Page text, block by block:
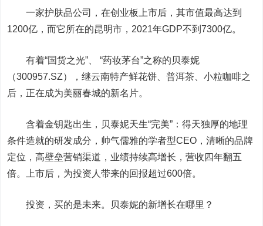
一家护肤品公司，在创业板上市后，其市值最高达到
1200亿，而它所在的昆明市，2021年GDP不到7300亿。
有着“国货之光”、 “药妆茅台”之称的 贝泰妮
（300957.SZ），继云南特产鲜花饼、普洱茶、小粒咖啡之
后，正在成为美丽春城的新名片。
含着金钥匙出生，贝泰妮天生“完美”：得天独厚的地理
条件造就的研发成分，帅气儒雅的学者型CEO，清晰的品牌
定位，高壁垒营销渠道，业绩持续高增长，营收四年翻五
倍。上市后，为投资人带来的回报超过600倍。
投资，买的是未来。贝泰妮的新增长在哪里？